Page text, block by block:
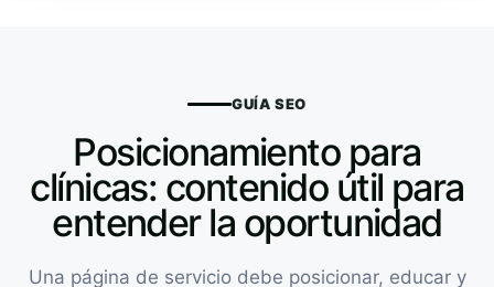
GUÍA SEO
Posicionamiento para
clínicas: contenido útil para
entender la oportunidad
Una página de servicio debe posicionar, educar y